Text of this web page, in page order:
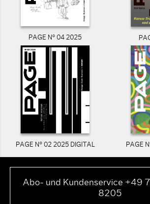
PAGE N° 04 2025
PAGE N° 02 2025 DIGITAL PAGE
Abo- und Kundenservice +49
8205